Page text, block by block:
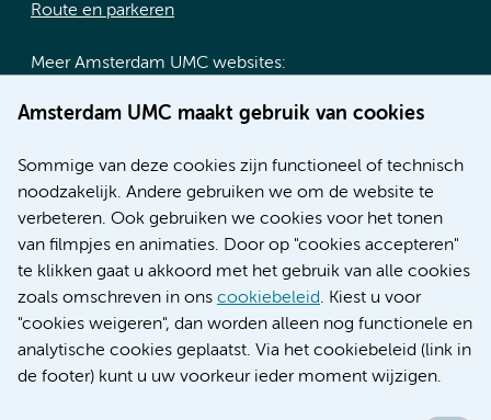
Amsterdam UMC maakt gebruik van cookies
Sommige van deze cookies zijn functioneel of technisch
noodzakelijk. Andere gebruiken we om de website te
verbeteren. Ook gebruiken we cookies voor het tonen
van filmpjes en animaties. Door op "cookies accepteren"
te klikken gaat u akkoord met het gebruik van alle cookies
zoals omschreven in ons cookiebeleid. Kiest u voor
"cookies weigeren", dan worden alleen nog functionele en
analytische cookies geplaatst. Via het cookiebeleid (link in
de footer) kunt u uw voorkeur ieder moment wijzigen.
Route en parkeren
Meer Amsterdam UMC websites:
Werken bij Amsterdam UMC
Nieuws
Research
Educatie locatie AMC
Educatie locatie VUmc
Verwijzen & diagnostiek